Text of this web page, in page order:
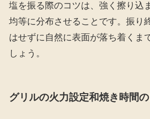
塩を振る際のコツは、強く擦り込
均等に分布させることです。振り
はせずに自然に表面が落ち着くま
しょう。
グリルの火力設定和焼き時間